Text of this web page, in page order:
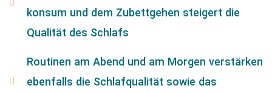
konsum und dem Zubettgehen steigert die
Qualität des Schlafs
Routinen am Abend und am Morgen verstärken
ebenfalls die Schlafqualität sowie das